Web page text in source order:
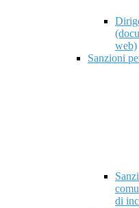
web)
Sanzioni
di